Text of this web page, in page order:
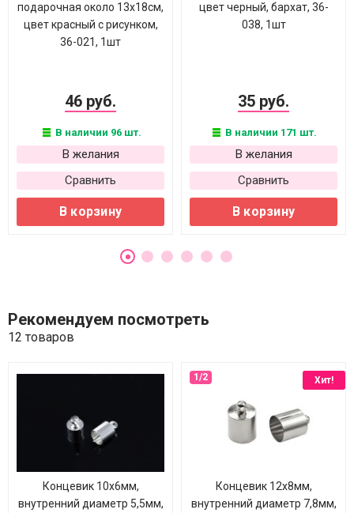
подарочная около 13х18см,
цвет красный с рисунком,
36-021, 1шт
46 руб.
В наличии 96 шт.
В желания
Сравнить
В корзину
цвет черный, бархат, 36-
038, 1шт
35 руб.
В наличии 171 шт.
В желания
Сравнить
В корзину
Рекомендуем посмотреть
12 товаров
Концевик 10х6мм,
внутренний диаметр 5,5мм,
Хит!
Концевик 12х8мм,
внутренний диаметр 7,8мм,